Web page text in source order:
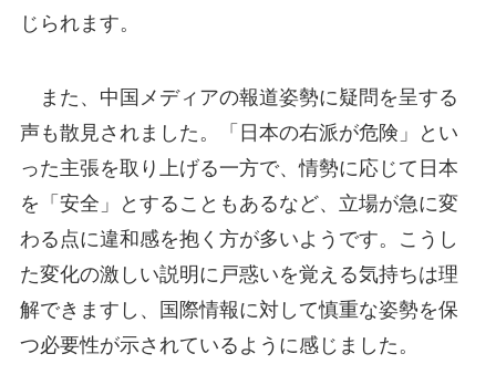
じられます。
また、中国メディアの報道姿勢に疑問を呈する
声も散見されました。「日本の右派が危険」とい
った主張を取り上げる一方で、情勢に応じて日本
を「安全」とすることもあるなど、立場が急に変
わる点に違和感を抱く方が多いようです。こうし
た変化の激しい説明に戸惑いを覚える気持ちは理
解できますし、国際情報に対して慎重な姿勢を保
つ必要性が示されているように感じました。